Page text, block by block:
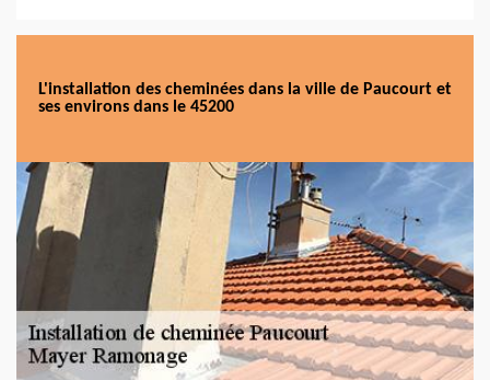
L'installation des cheminées dans la ville de Paucourt et
ses environs dans le 45200